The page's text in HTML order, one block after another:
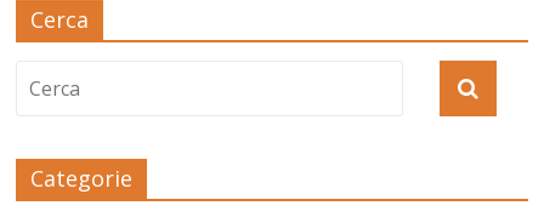
Cerca
Categorie